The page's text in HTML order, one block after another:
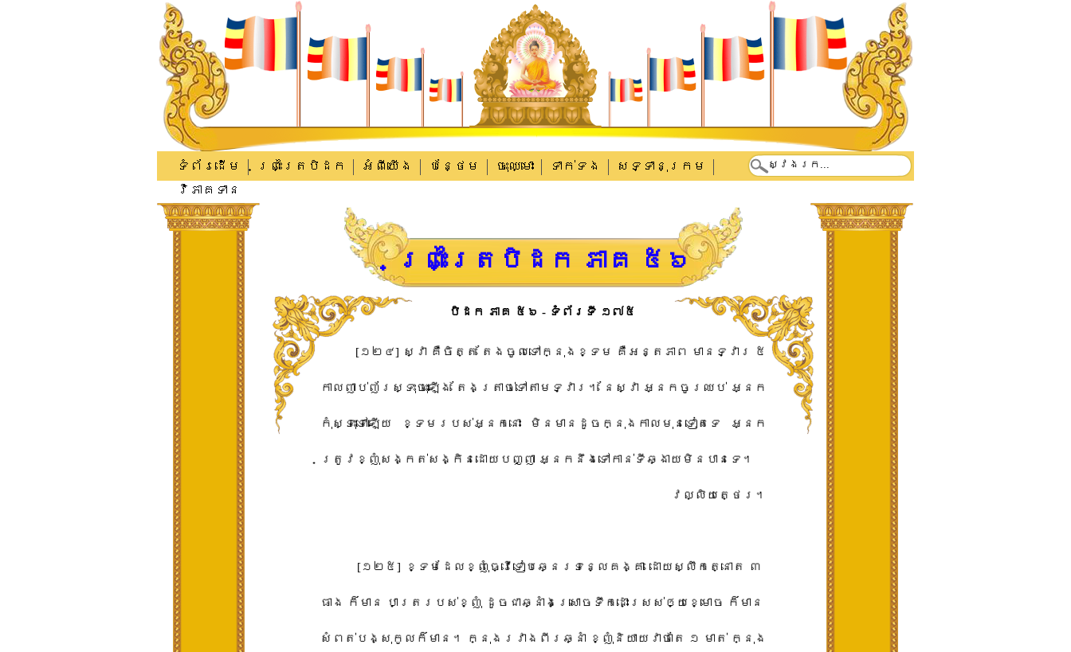
ទំព័រដើម ព្រះត្រៃបិដក អំពីយើង បន្ថែម ចុះឈ្មោះ ទាក់​ទង
សទ្ទានុក្រម
វិភាគទាន
ព្រះត្រៃបិដក ភាគ ៥៦
បិដក ភាគ ៥៦ - ទំព័រទី ១៧៥
​[​១២៤​]​ ​ស្វា​ ​គឺ​ចិត្ត​ ​តែង​ចូល​ទៅ​ក្នុង​ខ្ទម​ ​គឺ​អន្តភាព​ ​មាន​ទ្វារ​ ​៥​
​កាល​ញាប់ញ័រ​ស្ទុះ​ចុះឡើង​ ​តែង​ត្រាច់​ទៅតាម​ទ្វារ​។​ ​នែ​ស្វា​ ​អ្នក​ចូរ​ឈប់​ ​អ្នក​
កុំ​ស្ទុះ​ទៅ​ឡើយ​ ​ខ្ទម​របស់​អ្នកនោះ​ ​មិន​មាន​ដូច​ក្នុង​កាលមុន​ទៀត​ទេ​ ​អ្នក​
ត្រូវ​ខ្ញុំ​សង្កត់សង្កិន​ដោយ​បញ្ញា​ ​អ្នក​នឹង​ទៅកាន់​ទី​ឆ្ងាយ​មិនបានទេ​។​
​វល្លិ​យត្ថេ​រ​។​
[​១២៥​]​ ​ខ្ទម​ដែល​ខ្ញុំ​ធ្វើ​ទៀប​ឆ្នេរទន្លេ​គង្គា​ ​ដោយ​ស្លឹកត្នោត​ ​៣​ ​
ធាង​ ​ក៏​មាន​ ​បាត្រ​របស់ខ្ញុំ​ ​ដូចជា​ឆ្នាំង​ស្រោចទឹក​ដោះ​ស្រស់​ឲ្យ​ខ្មោច​ ​ក៏​មាន​ ​
សំពត់​បង្សុកូល​ក៏​មាន​។​ ​ក្នុង​រវាង​ពីរ​ឆ្នាំ​ ​ខ្ញុំ​និយាយ​វាចា​តែ​ ​១​ ​មាត់​ ​ក្នុង​